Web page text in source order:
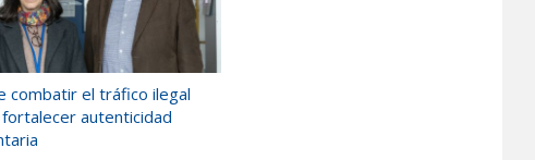
combatir el tráfico ilegal
autenticidad